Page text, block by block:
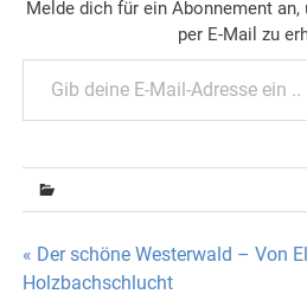
Melde dich für ein Abonnement
per E-Mail zu
Gib deine E-Mail-Adresse ein ...
Beitragsnavigation
« Der schöne Westerwald – Von
Holzbachschlucht